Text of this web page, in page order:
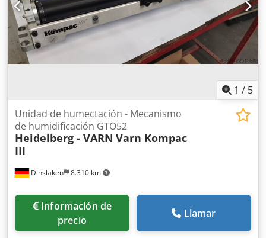
1 / 5
Dinslaken 8.310 km
Unidad de humectación - Mecanismo
de humidificación GTO52
Heidelberg - VARN Varn Kompac
III
Información de
precio
Llamar